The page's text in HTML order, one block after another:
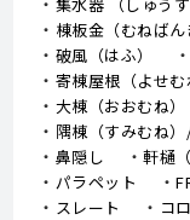
棟板金（むねばん
破風（はふ）
寄棟屋根（よせむ
大棟（おおむね）
隅棟（すみむね）
鼻隠し
軒樋
パラペット
スレート
コ